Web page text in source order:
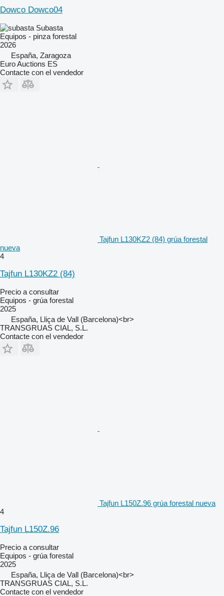
Dowco Dowco04
Subasta
Equipos - pinza forestal
2026
España, Zaragoza
Euro Auctions ES
Contacte con el vendedor
Tajfun L130KZ2 (84) grúa forestal
nueva
4
Tajfun L130KZ2 (84)
Precio a consultar
Equipos - grúa forestal
2025
España, Lliça de Vall (Barcelona)<br>
TRANSGRUAS CIAL, S.L.
Contacte con el vendedor
Tajfun L150Z.96 grúa forestal nueva
4
Tajfun L150Z.96
Precio a consultar
Equipos - grúa forestal
2025
España, Lliça de Vall (Barcelona)<br>
TRANSGRUAS CIAL, S.L.
Contacte con el vendedor